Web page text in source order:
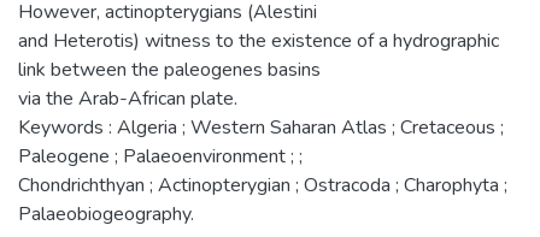
However, actinopterygians (Alestini
and Heterotis) witness to the existence of a hydrographic
link between the paleogenes basins
via the Arab-African plate.
Keywords : Algeria ; Western Saharan Atlas ; Cretaceous ;
Paleogene ; Palaeoenvironment ; ;
Chondrichthyan ; Actinopterygian ; Ostracoda ; Charophyta ;
Palaeobiogeography.